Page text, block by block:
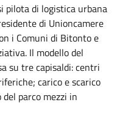
pilota di logistica urbana
di Unioncamere
i Comuni di Bitonto e
Il modello del
su tre capisaldi: centri
carico e scarico
parco mezzi in